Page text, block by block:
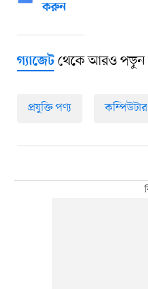
করুন
গ্যাজেটথেকে আরও পড়ুন
প্রযুক্তি পণ্য কম্পিউটার